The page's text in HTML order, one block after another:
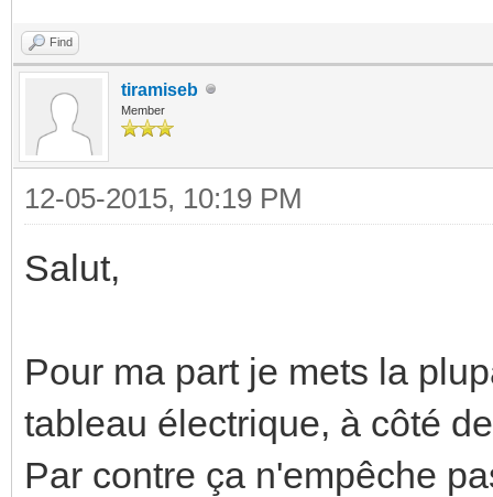
Find
tiramiseb
Member
12-05-2015, 10:19 PM
Salut,
Pour ma part je mets la
tableau électrique, à côté
Par contre ça n'empêche